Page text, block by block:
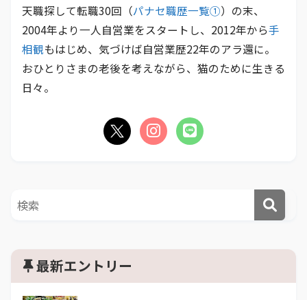
天職探して転職30回（パナセ職歴一覧①）の末、
2004年より一人自営業をスタートし、2012年から手
相観もはじめ、気づけば自営業歴22年のアラ還に。
おひとりさまの老後を考えながら、猫のために生きる
日々。
最新エントリー